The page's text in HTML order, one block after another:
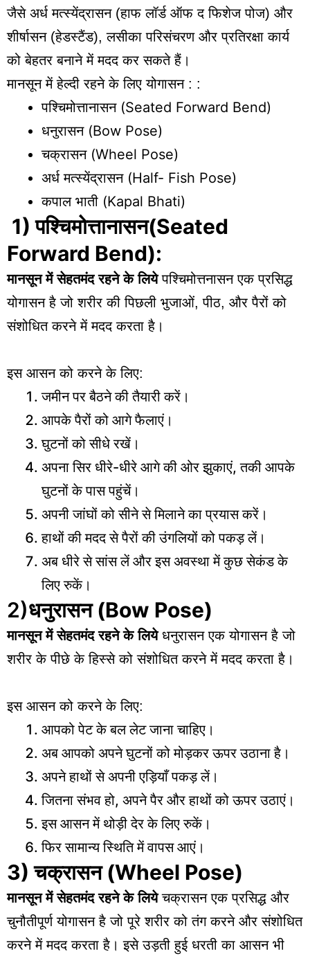
जैसे अर्ध मत्स्येंद्रासन (हाफ लॉर्ड ऑफ द फिशेज पोज) और
शीर्षासन (हेडस्टैंड), लसीका परिसंचरण और प्रतिरक्षा कार्य
को बेहतर बनाने में मदद कर सकते हैं।
मानसून में हेल्दी रहने के लिए योगासन : :
पश्चिमोत्तानासन (Seated Forward Bend)
धनुरासन (Bow Pose)
चक्रासन (Wheel Pose)
अर्ध मत्स्येंद्रासन (Half- Fish Pose)
कपाल भाती (Kapal Bhati)
1) पश्चिमोत्तानासन(Seated
Forward Bend):
मानसून में सेहतमंद रहने के लियेपश्चिमोत्तनासन एक प्रसिद्ध
योगासन है जो शरीर की पिछली भुजाओं, पीठ, और पैरों को
संशोधित करने में मदद करता है।
इस आसन को करने के लिए:
जमीन पर बैठने की तैयारी करें।
आपके पैरों को आगे फैलाएं।
घुटनों को सीधे रखें।
अपना सिर धीरे-धीरे आगे की ओर झुकाएं, तकी आपके
घुटनों के पास पहुंचें।
अपनी जांघों को सीने से मिलाने का प्रयास करें।
हाथों की मदद से पैरों की उंगलियों को पकड़ लें।
अब धीरे से सांस लें और इस अवस्था में कुछ सेकंड के
लिए रुकें।
2)धनुरासन(Bow Pose)
मानसून में सेहतमंद रहने के लियेधनुरासन एक योगासन है जो
शरीर के पीछे के हिस्से को संशोधित करने में मदद करता है।
इस आसन को करने के लिए:
आपको पेट के बल लेट जाना चाहिए।
अब आपको अपने घुटनों को मोड़कर ऊपर उठाना है।
अपने हाथों से अपनी एड़ियाँ पकड़ लें।
जितना संभव हो, अपने पैर और हाथों को ऊपर उठाएं।
इस आसन में थोड़ी देर के लिए रुकें।
फिर सामान्य स्थिति में वापस आएं।
3) चक्रासन(Wheel Pose)
मानसून में सेहतमंद रहने के लियेचक्रासन एक प्रसिद्ध और
चुनौतीपूर्ण योगासन है जो पूरे शरीर को तंग करने और संशोधित
करने में मदद करता है। इसे उड़ती हुई धरती का आसन भी